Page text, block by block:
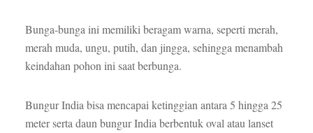
Bunga-bunga ini memiliki beragam warna, seperti merah,
merah muda, ungu, putih, dan jingga, sehingga menambah
keindahan pohon ini saat berbunga.
Bungur India bisa mencapai ketinggian antara 5 hingga 25
meter serta daun bungur India berbentuk oval atau lanset